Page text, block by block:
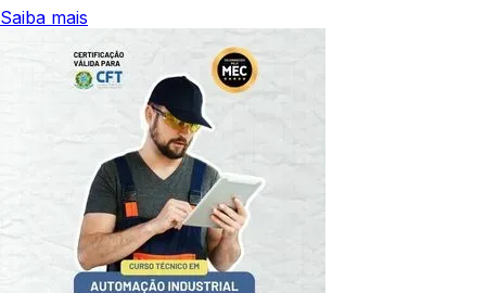
Saiba mais